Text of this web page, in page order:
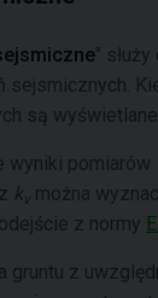
"
sejsmicznych.
są wyświetlane
wyniki pomiarów
k v można
z normy
gruntu z